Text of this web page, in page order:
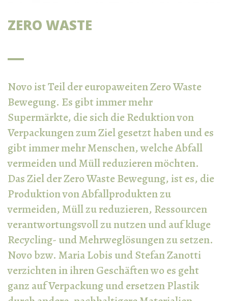
ZERO WASTE
Novo ist Teil der europaweiten Zero Waste
Bewegung. Es gibt immer mehr
Supermärkte, die sich die Reduktion von
Verpackungen zum Ziel gesetzt haben und es
gibt immer mehr Menschen, welche Abfall
vermeiden und Müll reduzieren möchten.
Das Ziel der Zero Waste Bewegung, ist es, die
Produktion von Abfallprodukten zu
vermeiden, Müll zu reduzieren, Ressourcen
verantwortungsvoll zu nutzen und auf kluge
Recycling- und Mehrweglösungen zu setzen.
Novo bzw. Maria Lobis und Stefan Zanotti
verzichten in ihren Geschäften wo es geht
ganz auf Verpackung und ersetzen Plastik